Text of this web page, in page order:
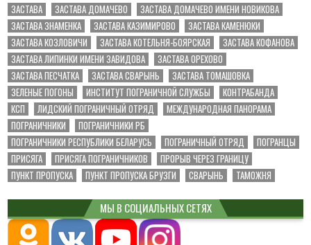
ЗАСТАВА
ЗАСТАВА ДОМАЧЕВО
ЗАСТАВА ДОМАЧЕВО ИМЕНИ НОВИКОВА
ЗАСТАВА ЗНАМЕНКА
ЗАСТАВА КАЗИМИРОВО
ЗАСТАВА КАМЕНЮКИ
ЗАСТАВА КОЗЛОВИЧИ
ЗАСТАВА КОТЕЛЬНЯ-БОЯРСКАЯ
ЗАСТАВА КОФАНОВА
ЗАСТАВА ЛИПИНКИ ИМЕНИ ЗАВИДОВА
ЗАСТАВА ОРЕХОВО
ЗАСТАВА ПЕСЧАТКА
ЗАСТАВА СВАРЫНЬ
ЗАСТАВА ТОМАШОВКА
ЗЕЛЕНЫЕ ПОГОНЫ
ИНСТИТУТ ПОГРАНИЧНОЙ СЛУЖБЫ
КОНТРАБАНДА
КСП
ЛИДСКИЙ ПОГРАНИЧНЫЙ ОТРЯД
МЕЖДУНАРОДНАЯ ПАНОРАМА
ПОГРАНИЧНИКИ
ПОГРАНИЧНИКИ РБ
ПОГРАНИЧНИКИ РЕСПУБЛИКИ БЕЛАРУСЬ
ПОГРАНИЧНЫЙ ОТРЯД
ПОГРАНЦЫ
ПРИСЯГА
ПРИСЯГА ПОГРАНИЧНИКОВ
ПРОРЫВ ЧЕРЕЗ ГРАНИЦУ
ПУНКТ ПРОПУСКА
ПУНКТ ПРОПУСКА БРУЗГИ СВАРЫНЬ ТАМОЖНЯ
МЫ В СОЦИАЛЬНЫХ СЕТЯХ